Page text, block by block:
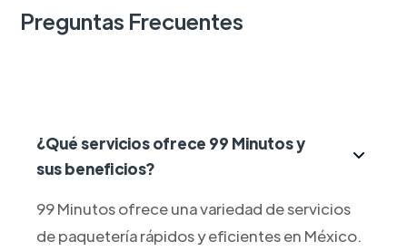
Preguntas Frecuentes
¿Qué servicios ofrece 99 Minutos y
sus beneficios?
99 Minutos ofrece una variedad de servicios
de paquetería rápidos y eficientes en México.